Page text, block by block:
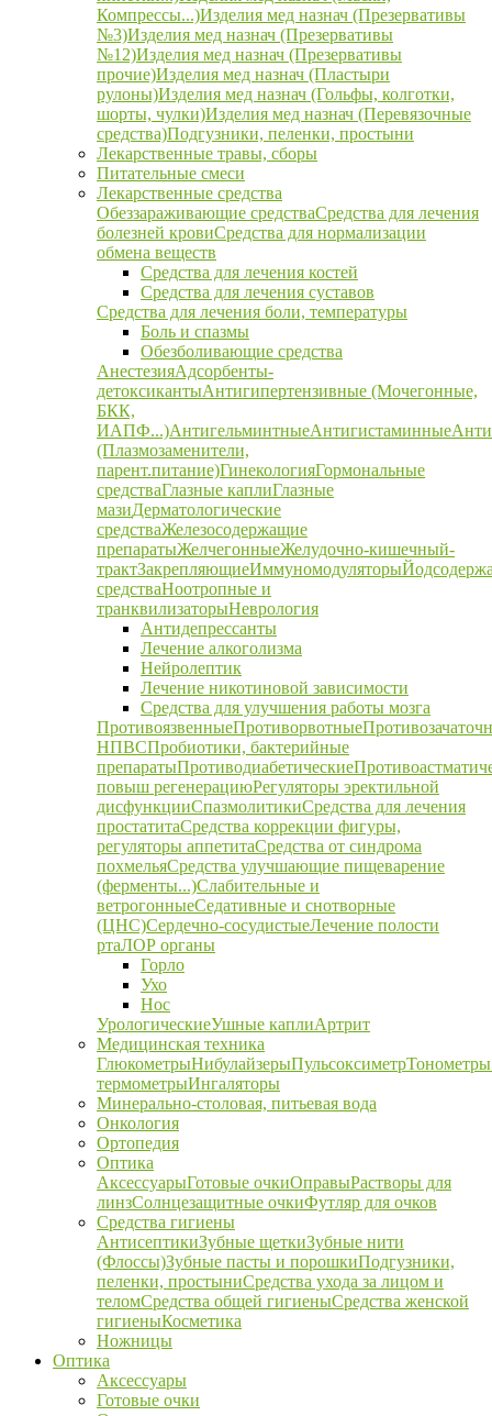
Компрессы...)Изделия мед назнач (Презервативы
№3)Изделия мед назнач (Презервативы
№12)Изделия мед назнач (Презервативы
прочие)Изделия мед назнач (Пластыри
рулоны)Изделия мед назнач (Гольфы, колготки,
шорты, чулки)Изделия мед назнач (Перевязочные
средства)Подгузники, пеленки, простыни
Лекарственные травы, сборы
Питательные смеси
Лекарственные средства
Обеззараживающие средстваСредства для лечения
болезней кровиСредства для нормализации
обмена веществ
Средства для лечения костей
Средства для лечения суставов
Средства для лечения боли, температуры
Боль и спазмы
Обезболивающие средства
АнестезияАдсорбенты-
детоксикантыАнтигипертензивные (Мочегонные,
БКК,
ИАПФ...)АнтигельминтныеАнтигистаминные
(Плазмозаменители,
парент.питание)ГинекологияГормональные
средстваГлазные каплиГлазные
мазиДерматологические
средстваЖелезосодержащие
препаратыЖелчегонныеЖелудочно-кишечный-
трактЗакрепляющиеИммуномодуляторы
средстваНоотропные и
транквилизаторыНеврология
Антидепрессанты
Лечение алкоголизма
Нейролептик
Лечение никотиновой зависимости
Средства для улучшения работы мозга
ПротивоязвенныеПротиворвотные
НПВСПробиотики, бактерийные
препаратыПротиводиабетические
повыш регенерациюРегуляторы эректильной
дисфункцииСпазмолитикиСредства для лечения
простатитаСредства коррекции фигуры,
регуляторы аппетитаСредства от синдрома
похмельяСредства улучшающие пищеварение
(ферменты...)Слабительные и
ветрогонныеСедативные и снотворные
(ЦНС)Сердечно-сосудистыеЛечение полости
ртаЛОР органы
Горло
Ухо
Нос
УрологическиеУшные каплиАртрит
Медицинская техника
ГлюкометрыНибулайзерыПульсоксиметрТонометры
термометрыИнгаляторы
Минерально-столовая, питьевая вода
Онкология
Ортопедия
Оптика
АксессуарыГотовые очкиОправыРастворы для
линзСолнцезащитные очкиФутляр для очков
Средства гигиены
АнтисептикиЗубные щеткиЗубные нити
(Флоссы)Зубные пасты и порошкиПодгузники,
пеленки, простыниСредства ухода за лицом и
теломСредства общей гигиеныСредства женской
гигиеныКосметика
Ножницы
Оптика
Аксессуары
Готовые очки